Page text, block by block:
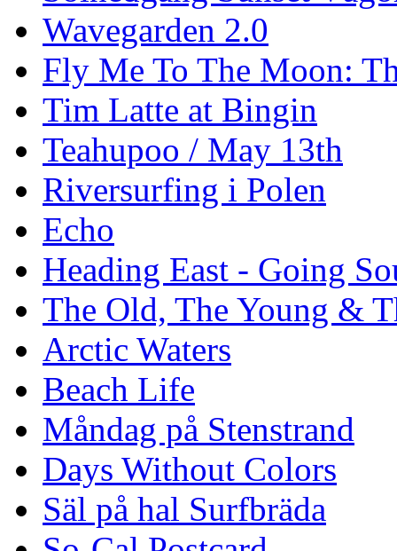
Wavegarden 2.0
Fly Me To The Moon:
Tim Latte at Bingin
Teahupoo / May 13th
Riversurfing i Polen
Echo
Heading East - Going
The Old, The Young &
Arctic Waters
Beach Life
Måndag på Stenstrand
Days Without Colors
Säl på hal Surfbräda